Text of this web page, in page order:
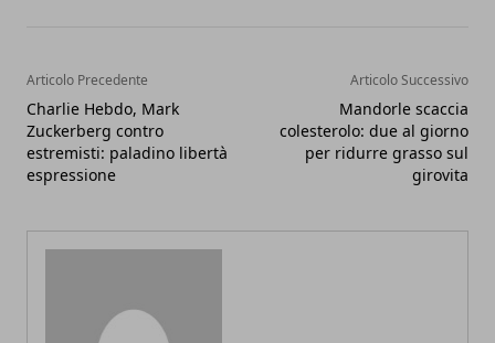
Articolo Precedente
Charlie Hebdo, Mark
Zuckerberg contro
estremisti: paladino libertà
espressione
Articolo Successivo
Mandorle scaccia
colesterolo: due al giorno
per ridurre grasso sul
girovita